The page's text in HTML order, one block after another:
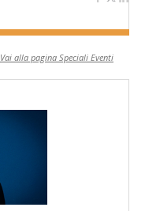
Vai alla pagina Speciali Eventi